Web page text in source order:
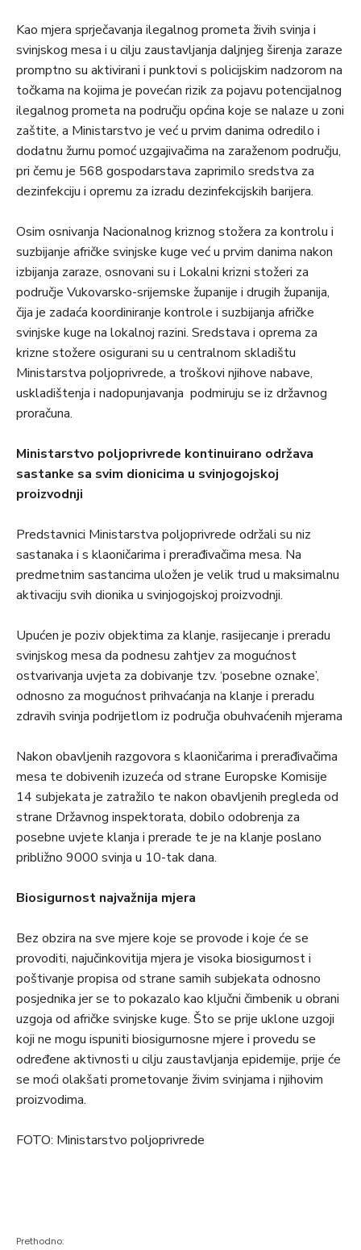
Kao mjera sprječavanja ilegalnog prometa živih svinja i
svinjskog mesa i u cilju zaustavljanja daljnjeg širenja zaraze
promptno su aktivirani i punktovi s policijskim nadzorom na
točkama na kojima je povećan rizik za pojavu potencijalnog
ilegalnog prometa na području općina koje se nalaze u zoni
zaštite, a Ministarstvo je već u prvim danima odredilo i
dodatnu žurnu pomoć uzgajivačima na zaraženom području,
pri čemu je 568 gospodarstava zaprimilo sredstva za
dezinfekciju i opremu za izradu dezinfekcijskih barijera.
Osim osnivanja Nacionalnog kriznog stožera za kontrolu i
suzbijanje afričke svinjske kuge već u prvim danima nakon
izbijanja zaraze, osnovani su i Lokalni krizni stožeri za
područje Vukovarsko-srijemske županije i drugih županija,
čija je zadaća koordiniranje kontrole i suzbijanja afričke
svinjske kuge na lokalnoj razini. Sredstava i oprema za
krizne stožere osigurani su u centralnom skladištu
Ministarstva poljoprivrede, a troškovi njihove nabave,
uskladištenja i nadopunjavanja podmiruju se iz državnog
proračuna.
Ministarstvo poljoprivrede kontinuirano održava
sastanke sa svim dionicima u svinjogojskoj
proizvodnji
Predstavnici Ministarstva poljoprivrede održali su niz
sastanaka i s klaoničarima i prerađivačima mesa. Na
predmetnim sastancima uložen je velik trud u maksimalnu
aktivaciju svih dionika u svinjogojskoj proizvodnji.
Upućen je poziv objektima za klanje, rasijecanje i preradu
svinjskog mesa da podnesu zahtjev za mogućnost
ostvarivanja uvjeta za dobivanje tzv. ‘posebne oznake’,
odnosno za mogućnost prihvaćanja na klanje i preradu
zdravih svinja podrijetlom iz područja obuhvaćenih mjerama
Nakon obavljenih razgovora s klaoničarima i prerađivačima
mesa te dobivenih izuzeća od strane Europske Komisije
14 subjekata je zatražilo te nakon obavljenih pregleda od
strane Državnog inspektorata, dobilo odobrenja za
posebne uvjete klanja i prerade te je na klanje poslano
približno 9000 svinja u 10-tak dana.
Biosigurnost najvažnija mjera
Bez obzira na sve mjere koje se provode i koje će se
provoditi, najučinkovitija mjera je visoka biosigurnost i
poštivanje propisa od strane samih subjekata odnosno
posjednika jer se to pokazalo kao ključni čimbenik u obrani
uzgoja od afričke svinjske kuge. Što se prije uklone uzgoji
koji ne mogu ispuniti biosigurnosne mjere i provedu se
određene aktivnosti u cilju zaustavljanja epidemije, prije će
se moći olakšati prometovanje živim svinjama i njihovim
proizvodima.
FOTO: Ministarstvo poljoprivrede
Prethodno: